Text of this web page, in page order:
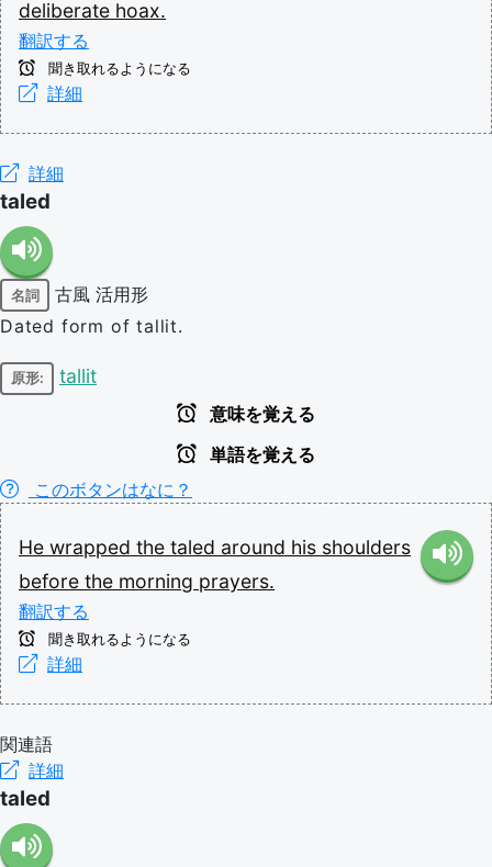
deliberate hoax.
翻訳する
聞き取れるようになる
詳細
詳細
taled
名詞 古風 活用形
Dated form of tallit.
原形: tallit
意味を覚える
単語を覚える
このボタンはなに？
He wrapped the taled around his shoulders
before the morning prayers.
翻訳する
聞き取れるようになる
詳細
関連語
詳細
taled